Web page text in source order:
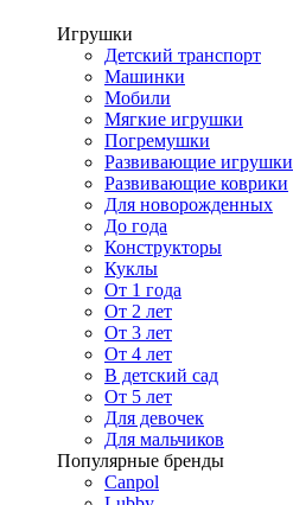
Игрушки
Детский транспорт
Машинки
Мобили
Мягкие игрушки
Погремушки
Развивающие игрушки
Развивающие коврики
Для новорожденных
До года
Конструкторы
Куклы
От 1 года
От 2 лет
От 3 лет
От 4 лет
В детский сад
От 5 лет
Для девочек
Для мальчиков
Популярные бренды
Canpol